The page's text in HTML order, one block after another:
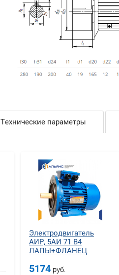
Технические параметры
Электродвигатель
АИР, 5АИ 71 В4
ЛАПЫ+ФЛАНЕЦ
5174 руб.